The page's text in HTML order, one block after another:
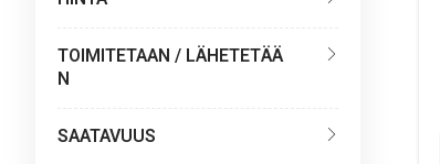
TOIMITETAAN / LÄHETETÄÄ
N
SAATAVUUS